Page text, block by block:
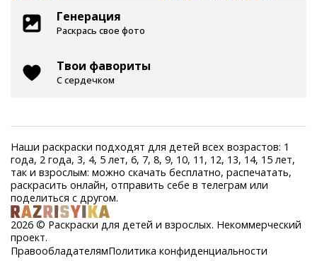
Генерация
Раскрась свое фото
Твои фавориты
С сердечком
Наши раскраски подходят для детей всех возрастов: 1
года, 2 года, 3, 4, 5 лет, 6, 7, 8, 9, 10, 11, 12, 13, 14, 15 лет,
так и взрослым: можно скачать бесплатно, распечатать,
раскрасить онлайн, отправить себе в телеграм или
поделиться с другом.
2026 © Раскраски для детей и взрослых. Некоммерческий
проект.
ПравообладателямПолитика конфиденциальности